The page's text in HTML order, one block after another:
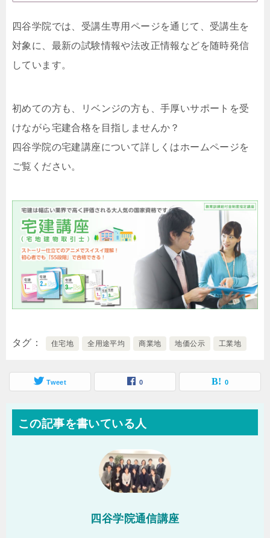
四谷学院では、受講生専用ページを通じて、受講生を
対象に、最新の試験情報や法改正情報などを随時発信
しています。
初めての方も、リベンジの方も、手厚いサポートを受
けながら宅建合格を目指しませんか？
四谷学院の宅建講座について詳しくはホームページを
ご覧ください。
タグ 住宅地 全用途平均 商業地 地価公示 工業地
Tweet 0 0
この記事を書いている人
四谷学院通信講座